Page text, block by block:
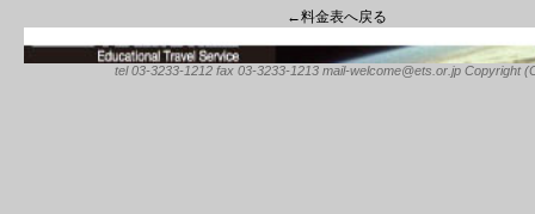
←料金表へ戻る
tel 03-3233-1212 fax 03-3233-1213 mail-welcome@ets.or.jp Copyright